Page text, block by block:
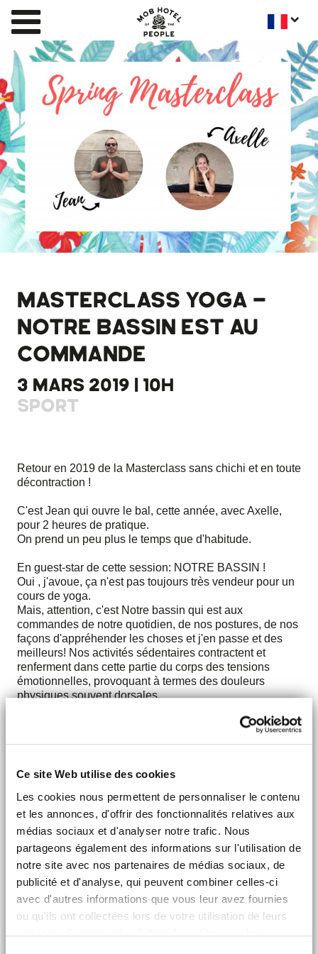
Ce site Web utilise des cookies
Les cookies nous permettent de personnaliser le contenu
et les annonces, d'offrir des fonctionnalités relatives aux
médias sociaux et d'analyser notre trafic. Nous
partageons également des informations sur l'utilisation de
notre site avec nos partenaires de médias sociaux, de
publicité et d'analyse, qui peuvent combiner celles-ci
avec d'autres informations que vous leur avez fournies
ou qu'ils ont collectées lors de votre utilisation de leurs
MASTERCLASS YOGA -
NOTRE BASSIN EST AU
COMMANDE
3 MARS 2019 | 10H
SPORT
Retour en 2019 de la Masterclass sans chichi et en toute
décontraction !
C'est Jean qui ouvre le bal, cette année, avec Axelle,
pour 2 heures de pratique.
On prend un peu plus le temps que d'habitude.
En guest-star de cette session: NOTRE BASSIN !
Oui , j'avoue, ça n'est pas toujours très vendeur pour un
cours de yoga.
Mais, attention, c'est Notre bassin qui est aux
commandes de notre quotidien, de nos postures, de nos
façons d'appréhender les choses et j'en passe et des
meilleurs! Nos activités sédentaires contractent et
renferment dans cette partie du corps des tensions
émotionnelles, provoquant à termes des douleurs
physiques souvent dorsales.
Dans cet atelier, nous aborderons un ensemble de
postures dans un processus d'ouverture du bassin,
tous les muscles fléchisseurs et extenseurs des
hanches, pour amener de la détente dans cette zone,
libérer les énergies stagnantes et les mémoires
émotionnelles. Nous terminerons cette pratique
dynamique par quelques postures plus douces de Yin
Yoga , suivi d'une relaxation guidée au son du bol
tibétain.
Atelier ouvert à tous / Durée: 2h / Tarif: 30 euros
Inscription par mail :axelle@serialyogger.com